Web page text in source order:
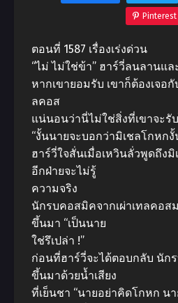
Pinterest
ตอนที่ 1587 เรื่องเร่งด่วน
“ไม่ ไม่ใช่ข้า” ฮาร์วี่ลนลานแ
หากเขายอมรับ เขาก็ต้องเจอ
ลคอส
แน่นอนว่านี่ไม่ใช่สิ่งที่เขาจะรั
“งั้นนายจะบอกว่ามิเชลโกหกงั้
ฮาร์วี่ใจสั่นเมื่อเหวินลั่วพูดถึงมิ
อีกฝ่ายจะไม่รู้
ความจริง
นักรบคอสมิคจากเผ่าเทลคอส
ขึ้นมา “เป็นนาย
ใช่รึเปล่า !”
ก่อนที่ฮาร์วี่จะได้ตอบกลับ นัก
ขึ้นมาด้วยน้ำเสียง
ที่เย็นชา “นายอย่าคิดโกหก น